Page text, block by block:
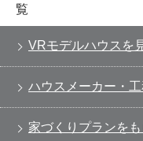
覧
VRモデルハウスを
ハウスメーカー・
家づくりプランをも